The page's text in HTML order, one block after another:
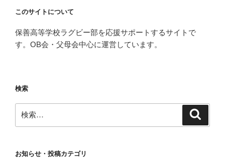
このサイトについて
保善高等学校ラグビー部を応援サポートするサイトで
す。OB会・父母会中心に運営しています。
検索
索:
お知らせ・投稿カテゴリ